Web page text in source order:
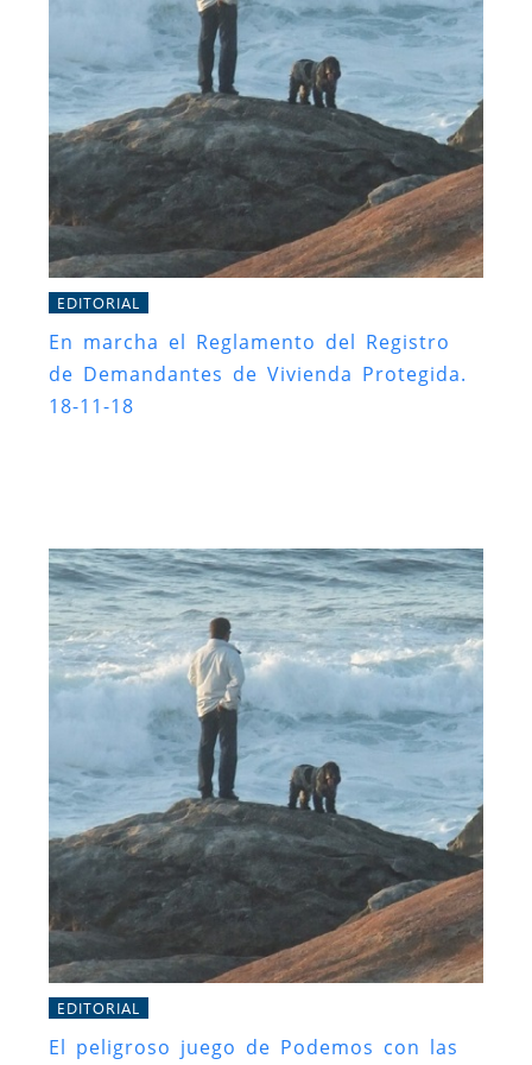
EDITORIAL
En marcha el Reglamento del Registro
de Demandantes de Vivienda Protegida.
18-11-18
EDITORIAL
El peligroso juego de Podemos con las